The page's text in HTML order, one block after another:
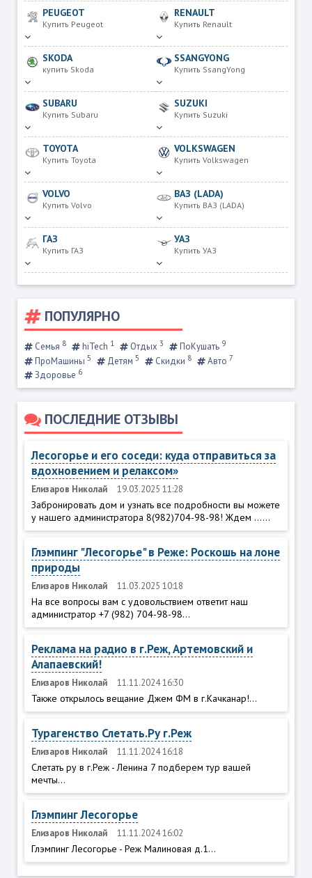
PEUGEOT
Купить Peugeot
RENAULT
Купить Renault
SKODA
купить Skoda
SSANGYONG
Купить SsangYong
SUBARU
Купить Subaru
SUZUKI
Купить Suzuki
TOYOTA
Купить Toyota
VOLKSWAGEN
Купить Volkswagen
VOLVO
Купить Volvo
ВАЗ (LADA)
Купить ВАЗ (LADA)
ГАЗ
Купить ГАЗ
УАЗ
Купить УАЗ
ПОПУЛЯРНО
Семья 8 hiTech 1 Отдых 3 ПоКушать 9
ПроМашины 5 Детям 5 Скидки 8 Авто 7
Здоровье 6
ПОСЛЕДНИЕ ОТЗЫВЫ
Лесогорье и его соседи: куда отправиться за
вдохновением и релаксом»
Елизаров Николай 19.03.2025 11:28
Забронировать дом и узнать все подробности вы можете
у нашего администратора 8(982)704-98-98! Ждем ......
Глэмпинг "Лесогорье" в Реже: Роскошь на лоне
природы
Елизаров Николай 11.03.2025 10:18
На все вопросы вам с удовольствием ответит наш
администратор +7 (982) 704-98-98...
Реклама на радио в г.Реж, Артемовский и
Алапаевский!
Елизаров Николай 11.11.2024 16:30
Также открылось вещание Джем ФМ в г.Качканар!...
Турагенство Слетать.Ру г.Реж
Елизаров Николай 11.11.2024 16:18
Слетать ру в г.Реж - Ленина 7 подберем тур вашей
мечты...
Глэмпинг Лесогорье
Елизаров Николай 11.11.2024 16:02
Глэмпинг Лесогорье - Реж Малиновая д.1...